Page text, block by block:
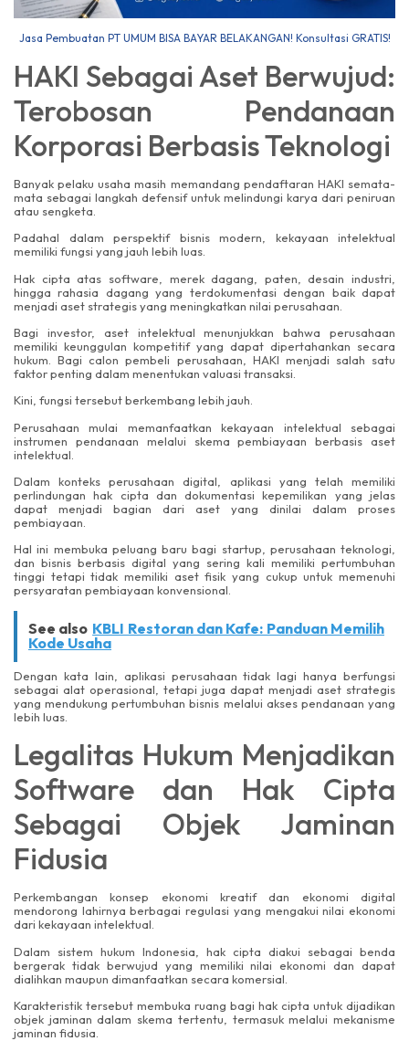
Jasa Pembuatan PT UMUM BISA BAYAR BELAKANGAN! Konsultasi GRATIS!
HAKI Sebagai Aset Berwujud:
Terobosan Pendanaan
Korporasi Berbasis Teknologi
Banyak pelaku usaha masih memandang pendaftaran HAKI semata-
mata sebagai langkah defensif untuk melindungi karya dari peniruan
atau sengketa.
Padahal dalam perspektif bisnis modern, kekayaan intelektual
memiliki fungsi yang jauh lebih luas.
Hak cipta atas software, merek dagang, paten, desain industri,
hingga rahasia dagang yang terdokumentasi dengan baik dapat
menjadi aset strategis yang meningkatkan nilai perusahaan.
Bagi investor, aset intelektual menunjukkan bahwa perusahaan
memiliki keunggulan kompetitif yang dapat dipertahankan secara
hukum. Bagi calon pembeli perusahaan, HAKI menjadi salah satu
faktor penting dalam menentukan valuasi transaksi.
Kini, fungsi tersebut berkembang lebih jauh.
Perusahaan mulai memanfaatkan kekayaan intelektual sebagai
instrumen pendanaan melalui skema pembiayaan berbasis aset
intelektual.
Dalam konteks perusahaan digital, aplikasi yang telah memiliki
perlindungan hak cipta dan dokumentasi kepemilikan yang jelas
dapat menjadi bagian dari aset yang dinilai dalam proses
pembiayaan.
Hal ini membuka peluang baru bagi startup, perusahaan teknologi,
dan bisnis berbasis digital yang sering kali memiliki pertumbuhan
tinggi tetapi tidak memiliki aset fisik yang cukup untuk memenuhi
persyaratan pembiayaan konvensional.
See also KBLI Restoran dan Kafe: Panduan Memilih
Kode Usaha
Dengan kata lain, aplikasi perusahaan tidak lagi hanya berfungsi
sebagai alat operasional, tetapi juga dapat menjadi aset strategis
yang mendukung pertumbuhan bisnis melalui akses pendanaan yang
lebih luas.
Legalitas Hukum Menjadikan
Software dan Hak Cipta
Sebagai Objek Jaminan
Fidusia
Perkembangan konsep ekonomi kreatif dan ekonomi digital
mendorong lahirnya berbagai regulasi yang mengakui nilai ekonomi
dari kekayaan intelektual.
Dalam sistem hukum Indonesia, hak cipta diakui sebagai benda
bergerak tidak berwujud yang memiliki nilai ekonomi dan dapat
dialihkan maupun dimanfaatkan secara komersial.
Karakteristik tersebut membuka ruang bagi hak cipta untuk dijadikan
objek jaminan dalam skema tertentu, termasuk melalui mekanisme
jaminan fidusia.